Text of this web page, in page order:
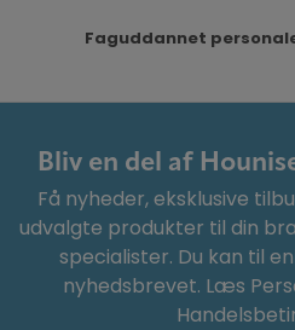
Faguddannet
Bliv en del af
Få nyheder, eksklusive
udvalgte produkter til din
specialister. Du kan til
nyhedsbrevet. Læs